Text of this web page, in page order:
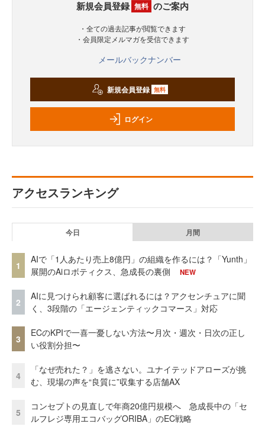
新規会員登録 無料 のご案内
・全ての過去記事が閲覧できます
・会員限定メルマガを受信できます
メールバックナンバー
新規会員登録 無料
ログイン
アクセスランキング
今日 月間
1
AIで「1人あたり売上8億円」の組織を作るには？「Yunth」
展開のAiロボティクス、急成長の裏側
NEW
2
AIに見つけられ顧客に選ばれるには？アクセンチュアに聞
く、3段階の「エージェンティックコマース」対応
3
ECのKPIで一喜一憂しない方法〜月次・週次・日次の正し
い役割分担〜
4
「なぜ売れた？」を逃さない。ユナイテッドアローズが挑
む、現場の声を“良質に”収集する店舗AX
5
コンセプトの見直しで年商20億円規模へ 急成長中の「セ
ルフレジ専用エコバッグORIBA」のEC戦略